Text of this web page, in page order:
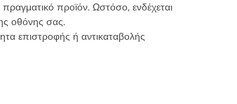
προϊόν. Ωστόσο, ενδέχεται
οθόνης σας.
επιστροφής ή αντικαταβολής